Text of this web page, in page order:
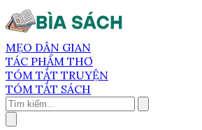
MẸO DÂN GIAN
TÁC PHẨM THƠ
TÓM TẮT TRUYỆN
TÓM TẮT SÁCH